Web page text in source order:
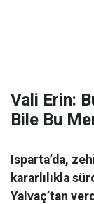
Vali Erin:
Bile Bu
Isparta’da,
kararlılıkla
Yalvaç’tan